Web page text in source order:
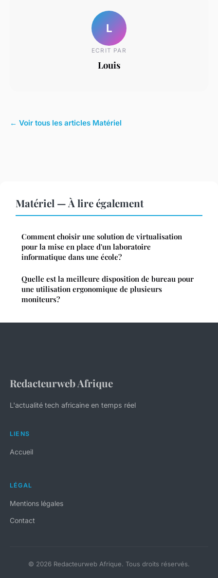
L
ECRIT PAR
Louis
← Voir tous les articles Matériel
Matériel — À lire également
Comment choisir une solution de virtualisation
pour la mise en place d'un laboratoire
informatique dans une école?
Quelle est la meilleure disposition de bureau pour
une utilisation ergonomique de plusieurs
moniteurs?
Redacteurweb Afrique
L'actualité tech africaine en temps réel
LIENS
Accueil
LÉGAL
Mentions légales
Contact
© 2026 Redacteurweb Afrique. Tous droits réservés.